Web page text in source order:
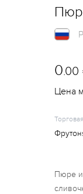
0.00
Цена
Пюре